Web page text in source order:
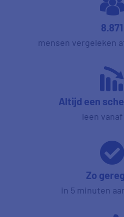
8.871
mensen vergeleken
Altijd een
leen vanaf
Zo
in 5 minuten